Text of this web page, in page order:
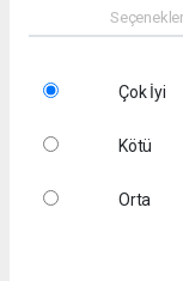
Seçenekler
Çok İyi
Kötü
Orta